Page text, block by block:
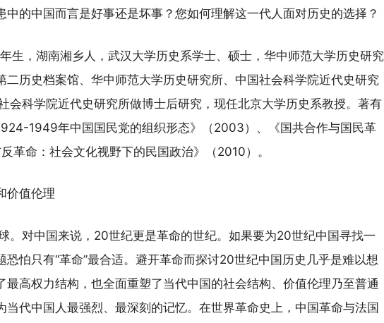
中的中国而言是好事还是坏事？您如何理解这一代人面对历史的选择？
生，湖南湘乡人，武汉大学历史系学士、硕士，华中师范大学历史研究
二历史档案馆、华中师范大学历史研究所、中国社会科学院近代史研究
会科学院近代史研究所做博士后研究，现任北京大学历史系教授。著有
1949年中国国民党的组织形态》（2003）、《国共合作与国民革
革命：社会文化视野下的民国政治》（2010）。
价值伦理
。对中国来说，20世纪更是革命的世纪。如果要为20世纪中国寻找一
恐怕只有“革命”最合适。避开革命而探讨20世纪中国历史几乎是难以想
最高权力结构，也全面重塑了当代中国的社会结构、价值伦理乃至普通
当代中国人最强烈、最深刻的记忆。在世界革命史上，中国革命与法国